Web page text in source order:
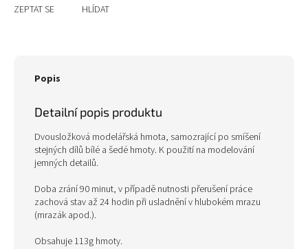
ZEPTAT SE HLÍDAT
Popis
Detailní popis produktu
Dvousložková modelářská hmota, samozrající po smíšení
stejných dílů bílé a šedé hmoty. K použití na modelování
jemných detailů.
Doba zrání 90 minut, v případě nutnosti přerušení práce
zachová stav až 24 hodin při usladnění v hlubokém mrazu
(mrazák apod.).
Obsahuje 113g hmoty.